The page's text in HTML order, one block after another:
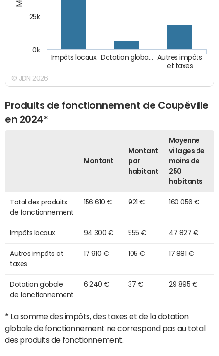
Autres impôts
et taxes
Dotation globa…
Impôts locaux
0k
25k
© JDN 2026
Produits de fonctionnement de Coupéville
en 2024*
Montant
Montant
par
habitant
Moyenne
villages de
moins de
250
habitants
Total des produits
de fonctionnement
156 610 € 921 € 160 056 €
Impôts locaux 94 300 € 555 € 47 827 €
Autres impôts et
taxes
17 910 € 105 € 17 881 €
Dotation globale
de fonctionnement
6 240 € 37 € 29 895 €
* La somme des impôts, des taxes et de la dotation
globale de fonctionnement ne correspond pas au total
des produits de fonctionnement.